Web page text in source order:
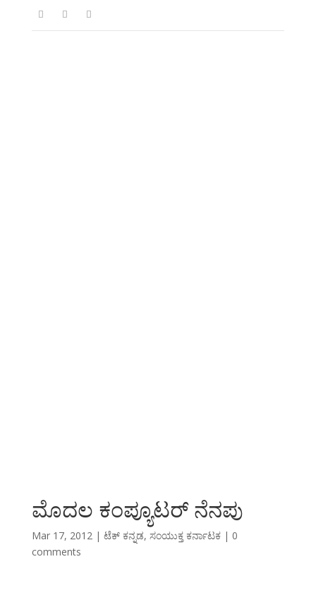
ಮೊದಲ ಕಂಪ್ಯೂಟರ್ ನೆನಪು
Mar 17, 2012| ಟೆಕ್ ಕನ್ನಡ, ಸಂಯುಕ್ತ ಕರ್ನಾಟಕ| 0
comments